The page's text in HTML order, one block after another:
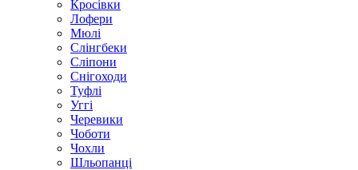
Кросівки
Лофери
Мюлі
Слінгбеки
Сліпони
Снігоходи
Туфлі
Уггі
Черевики
Чоботи
Чохли
Шльопанці